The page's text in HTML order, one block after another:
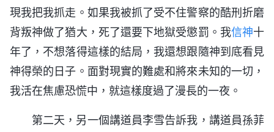
現我把我抓走。如果我被抓了受不住警察的酷刑折磨
背叛神做了猶大，死了還要下地獄受懲罰。我信神十
年了，不想落得這樣的結局，我還想跟隨神到底看見
神得榮的日子。面對現實的難處和將來未知的一切，
我活在焦慮恐慌中，就這樣度過了漫長的一夜。
第二天，另一個講道員李雪告訴我，講道員孫菲